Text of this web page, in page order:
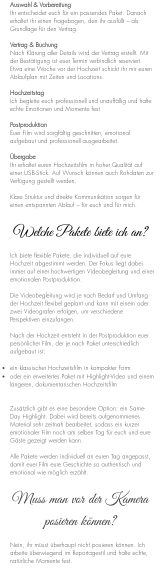
Auswahl & Vorbereitung
Ihr entscheidet euch für ein passendes Paket. Danach
erhaltet ihr einen Fragebogen, den ihr ausfüllt – als
Grundlage für den Vertrag.
Vertrag & Buchung
Nach Klärung aller Details wird der Vertrag erstellt. Mit
der Bestätigung ist euer Termin verbindlich reserviert.
Etwa eine Woche vor der Hochzeit schickt ihr mir euren
Ablaufplan mit Zeiten und Locations.
Hochzeitstag
Ich begleite euch professionell und unauffällig und halte
echte Emotionen und Momente fest.
Postproduktion
Euer Film wird sorgfältig geschnitten, emotional
aufgebaut und professionell ausgearbeitet.
Übergabe
Ihr erhaltet euren Hochzeitsfilm in hoher Qualität auf
einer USB-Stick. Auf Wunsch können auch Rohdaten zur
Verfügung gestellt werden.
Klare Struktur und direkte Kommunikation sorgen für
einen entspannten Ablauf – für euch und für mich.
Welche Pakete biete ich an?
Ich biete flexible Pakete, die individuell auf eure
Hochzeit abgestimmt werden. Der Fokus liegt dabei
immer auf einer hochwertigen Videobegleitung und einer
emotionalen Postproduktion.
Die Videobegleitung wird je nach Bedarf und Umfang
der Hochzeit flexibel geplant und kann mit einem oder
zwei Videografen erfolgen, um verschiedene
Perspektiven einzufangen.
Nach der Hochzeit entsteht in der Postproduktion euer
persönlicher Film, der je nach Paket unterschiedlich
aufgebaut ist:
ein klassischer Hochzeitsfilm in kompakter Form
oder ein erweitertes Paket mit Highlight-Video und einem
längeren, dokumentarischen Hochzeitsfilm
Zusätzlich gibt es eine besondere Option: ein Same-
Day Highlight. Dabei wird bereits aufgenommenes
Material sehr zeitnah bearbeitet, sodass ein kurzer
emotionaler Film noch am selben Tag für euch und eure
Gäste gezeigt werden kann.
Alle Pakete werden individuell an euren Tag angepasst,
damit euer Film eure Geschichte so authentisch und
emotional wie möglich erzählt.
Muss man vor der Kamera
posieren können?
Nein, ihr müsst überhaupt nicht posieren können. Ich
arbeite überwiegend im Reportagestil und halte echte,
natürliche Momente fest.